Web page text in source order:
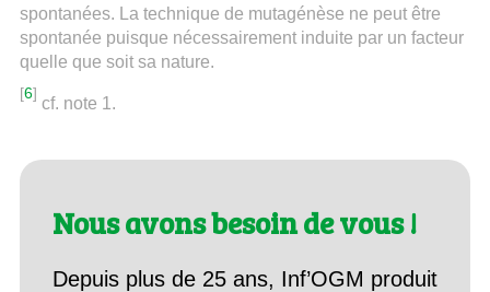
spontanées. La technique de mutagénèse ne peut être
spontanée puisque nécessairement induite par un facteur
quelle que soit sa nature.
[6]
cf. note 1.
Nous avons besoin de vous !
Depuis plus de 25 ans, Inf’OGM produit